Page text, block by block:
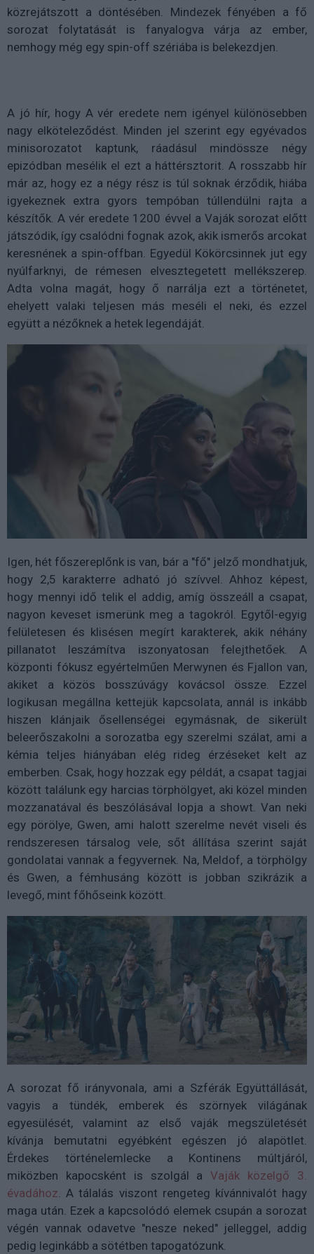
közrejátszott a döntésében. Mindezek fényében a fő
sorozat folytatását is fanyalogva várja az ember,
nemhogy még egy spin-off szériába is belekezdjen.
A jó hír, hogy A vér eredete nem igényel különösebben
nagy elköteleződést. Minden jel szerint egy egyévados
minisorozatot kaptunk, ráadásul mindössze négy
epizódban mesélik el ezt a háttérsztorit. A rosszabb hír
már az, hogy ez a négy rész is túl soknak érződik, hiába
igyekeznek extra gyors tempóban túllendülni rajta a
készítők. A vér eredete 1200 évvel a Vaják sorozat előtt
játszódik, így csalódni fognak azok, akik ismerős arcokat
keresnének a spin-offban. Egyedül Kökörcsinnek jut egy
nyúlfarknyi, de rémesen elvesztegetett mellékszerep.
Adta volna magát, hogy ő narrálja ezt a történetet,
ehelyett valaki teljesen más meséli el neki, és ezzel
együtt a nézőknek a hetek legendáját.
Igen, hét főszereplőnk is van, bár a "fő" jelző mondhatjuk,
hogy 2,5 karakterre adható jó szívvel. Ahhoz képest,
hogy mennyi idő telik el addig, amíg összeáll a csapat,
nagyon keveset ismerünk meg a tagokról. Egytől-egyig
felületesen és klisésen megírt karakterek, akik néhány
pillanatot leszámítva iszonyatosan felejthetőek. A
központi fókusz egyértelműen Merwynen és Fjallon van,
akiket a közös bosszúvágy kovácsol össze. Ezzel
logikusan megállna kettejük kapcsolata, annál is inkább
hiszen klánjaik ősellenségei egymásnak, de sikerült
beleerőszakolni a sorozatba egy szerelmi szálat, ami a
kémia teljes hiányában elég rideg érzéseket kelt az
emberben. Csak, hogy hozzak egy példát, a csapat tagjai
között találunk egy harcias törphölgyet, aki közel minden
mozzanatával és beszólásával lopja a showt. Van neki
egy pörölye, Gwen, ami halott szerelme nevét viseli és
rendszeresen társalog vele, sőt állítása szerint saját
gondolatai vannak a fegyvernek. Na, Meldof, a törphölgy
és Gwen, a fémhusáng között is jobban szikrázik a
levegő, mint főhőseink között.
A sorozat fő irányvonala, ami a Szférák Együttállását,
vagyis a tündék, emberek és szörnyek világának
egyesülését, valamint az első vaják megszületését
kívánja bemutatni egyébként egészen jó alapötlet.
Érdekes történelemlecke a Kontinens múltjáról,
miközben kapocsként is szolgál aVaják közelgő 3.
évadához . A tálalás viszont rengeteg kívánnivalót hagy
maga után. Ezek a kapcsolódó elemek csupán a sorozat
végén vannak odavetve "nesze neked" jelleggel, addig
pedig leginkább a sötétben tapogatózunk.